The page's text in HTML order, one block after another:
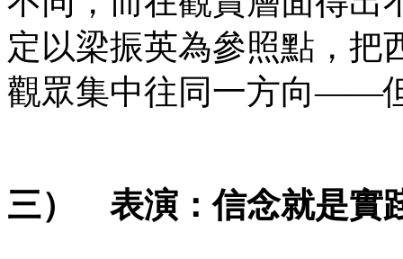
定以梁振英為參照點，把
觀眾集中往同一方向——
三） 表演：信念就是實